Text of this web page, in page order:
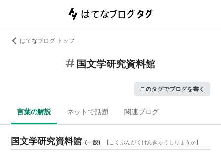
はてなブログ トップ
国文学研究資料館
このタグでブログを書く
言葉の解説 ネットで話題 関連ブログ
国文学研究資料館 (一般) 【こくぶんがくけんきゅうしりょうか】